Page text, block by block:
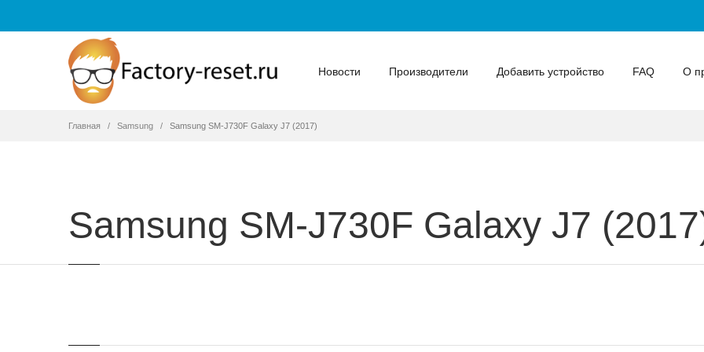
Новости Производители Добавить устройство FAQ О
Главная Samsung Samsung SM-J730F Galaxy J7 (2017)
Samsung SM-J730F Galaxy J7